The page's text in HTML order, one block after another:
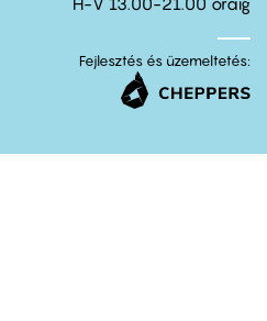
Fejlesztés és üzemeltetés: